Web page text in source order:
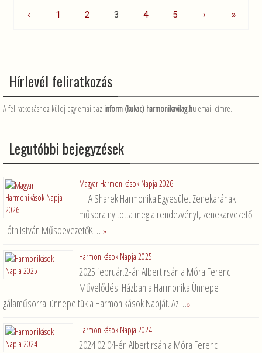
‹ 1 2 3 4 5 › »
Hírlevél feliratkozás
A feliratkozáshoz küldj egy emailt az inform (kukac) harmonikavilag.hu email címre.
Legutóbbi bejegyzések
Magyar Harmonikások Napja 2026
A Sharek Harmonika Egyesület Zenekarának
műsora nyitotta meg a rendezvényt, zenekarvezető:
Tóth István MűsoevezetőK: …»
Harmonikások Napja 2025
2025.február.2-án Albertirsán a Móra Ferenc
Művelődési Házban a Harmonika Ünnepe
gálaműsorral ünnepeltük a Harmonikások Napját. Az …»
Harmonikások Napja 2024
2024.02.04-én Albertirsán a Móra Ferenc